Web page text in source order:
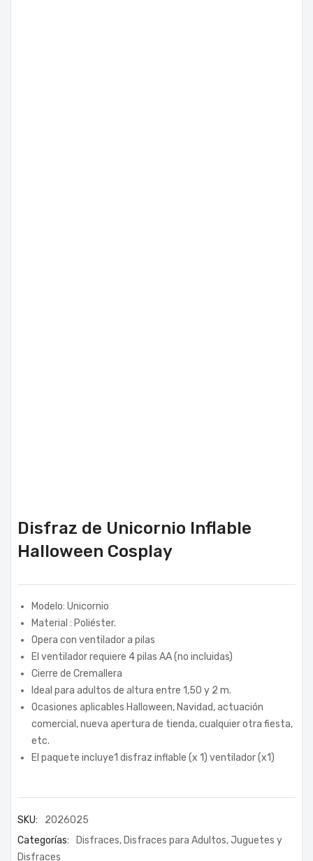
Disfraz de Unicornio Inflable
Halloween Cosplay
Modelo: Unicornio
Material : Poliéster.
Opera con ventilador a pilas
El ventilador requiere 4 pilas AA (no incluidas)
Cierre de Cremallera
Ideal para adultos de altura entre 1,50 y 2 m.
Ocasiones aplicables Halloween, Navidad, actuación
comercial, nueva apertura de tienda, cualquier otra fiesta,
etc.
El paquete incluye1 disfraz inflable (x 1) ventilador (x1)
SKU:
2026025
Categorías:
Disfraces, Disfraces para Adultos,Juguetes y
Disfraces